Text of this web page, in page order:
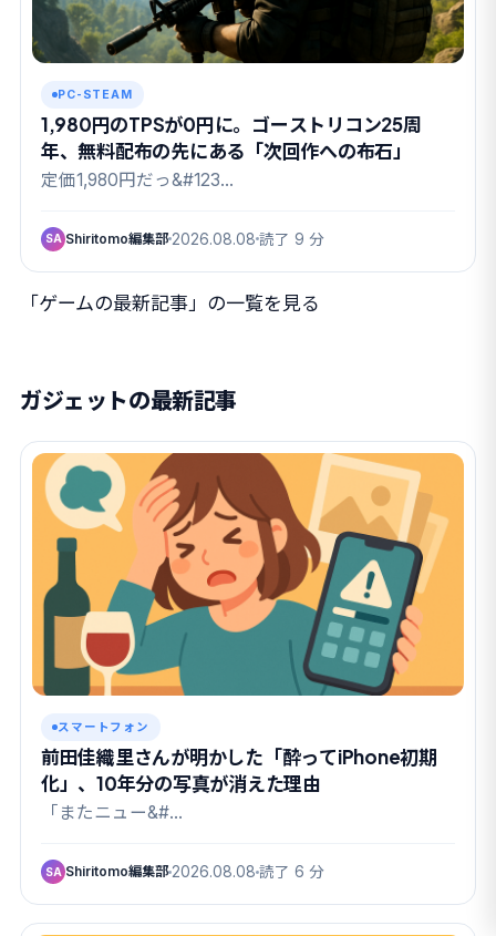
PC-STEAM
1,980円のTPSが0円に。ゴーストリコン25周
年、無料配布の先にある「次回作への布石」
定価1,980円だっ&#123…
SA Shiritomo編集部 2026.08.08 読了 9 分
「ゲームの最新記事」の一覧を見る
ガジェットの最新記事
スマートフォン
前田佳織里さんが明かした「酔ってiPhone初期
化」、10年分の写真が消えた理由
「またニュー&#…
SA Shiritomo編集部 2026.08.08 読了 6 分